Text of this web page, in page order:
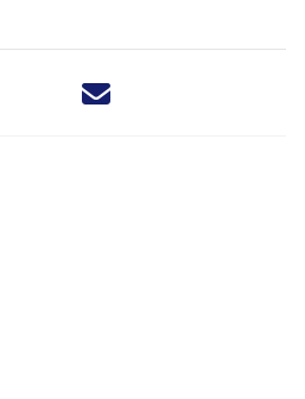
Deel dit nieuwsbericht via X -
Deel dit nieuwsbericht via
Deel dit nieuwsbericht
Deel dit